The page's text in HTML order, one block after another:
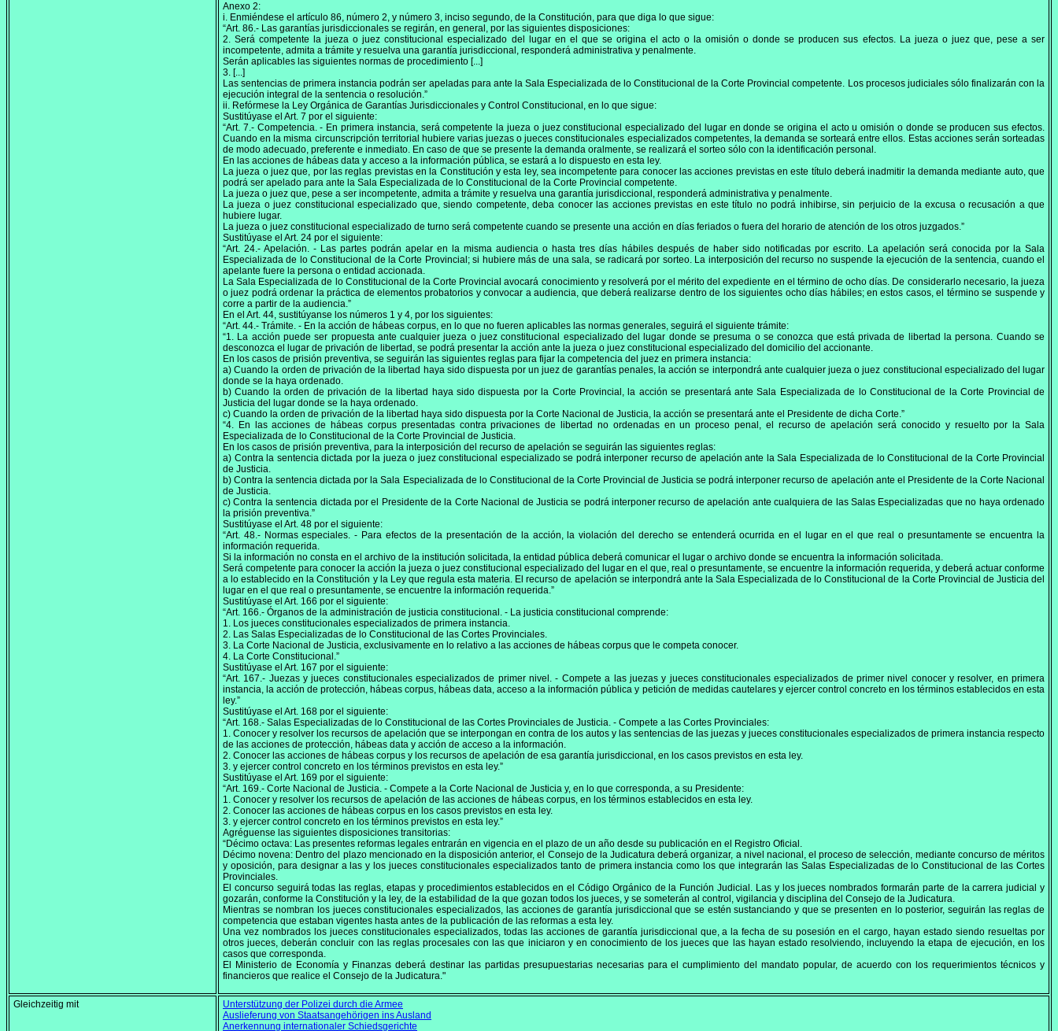
Anexo 2:
i. Enmiéndese el artículo 86, número 2, y número 3, inciso segundo, de la Constitución, para que diga lo que sigue:
“Art. 86.- Las garantías jurisdiccionales se regirán, en general, por las siguientes disposiciones:
2. Será competente la jueza o juez constitucional especializado del lugar en el que se origina el acto o la omisión o donde se producen sus efectos. La jueza o juez que, pese a ser
incompetente, admita a trámite y resuelva una garantía jurisdiccional, responderá administrativa y penalmente.
Serán aplicables las siguientes normas de procedimiento [...]
3. [...]
Las sentencias de primera instancia podrán ser apeladas para ante la Sala Especializada de lo Constitucional de la Corte Provincial competente. Los procesos judiciales sólo finalizarán con la
ejecución integral de la sentencia o resolución.”
ii. Refórmese la Ley Orgánica de Garantías Jurisdiccionales y Control Constitucional, en lo que sigue:
Sustitúyase el Art. 7 por el siguiente:
“Art. 7.- Competencia. - En primera instancia, será competente la jueza o juez constitucional especializado del lugar en donde se origina el acto u omisión o donde se producen sus efectos.
Cuando en la misma circunscripción territorial hubiere varias juezas o jueces constitucionales especializados competentes, la demanda se sorteará entre ellos. Estas acciones serán sorteadas
de modo adecuado, preferente e inmediato. En caso de que se presente la demanda oralmente, se realizará el sorteo sólo con la identificación personal.
En las acciones de hábeas data y acceso a la información pública, se estará a lo dispuesto en esta ley.
La jueza o juez que, por las reglas previstas en la Constitución y esta ley, sea incompetente para conocer las acciones previstas en este título deberá inadmitir la demanda mediante auto, que
podrá ser apelado para ante la Sala Especializada de lo Constitucional de la Corte Provincial competente.
La jueza o juez que, pese a ser incompetente, admita a trámite y resuelva una garantía jurisdiccional, responderá administrativa y penalmente.
La jueza o juez constitucional especializado que, siendo competente, deba conocer las acciones previstas en este título no podrá inhibirse, sin perjuicio de la excusa o recusación a que
hubiere lugar.
La jueza o juez constitucional especializado de turno será competente cuando se presente una acción en días feriados o fuera del horario de atención de los otros juzgados.”
Sustitúyase el Art. 24 por el siguiente:
“Art. 24.- Apelación. - Las partes podrán apelar en la misma audiencia o hasta tres días hábiles después de haber sido notificadas por escrito. La apelación será conocida por la Sala
Especializada de lo Constitucional de la Corte Provincial; si hubiere más de una sala, se radicará por sorteo. La interposición del recurso no suspende la ejecución de la sentencia, cuando el
apelante fuere la persona o entidad accionada.
La Sala Especializada de lo Constitucional de la Corte Provincial avocará conocimiento y resolverá por el mérito del expediente en el término de ocho días. De considerarlo necesario, la jueza
o juez podrá ordenar la práctica de elementos probatorios y convocar a audiencia, que deberá realizarse dentro de los siguientes ocho días hábiles; en estos casos, el término se suspende y
corre a partir de la audiencia.”
En el Art. 44, sustitúyanse los números 1 y 4, por los siguientes:
“Art. 44.- Trámite. - En la acción de hábeas corpus, en lo que no fueren aplicables las normas generales, seguirá el siguiente trámite:
“1. La acción puede ser propuesta ante cualquier jueza o juez constitucional especializado del lugar donde se presuma o se conozca que está privada de libertad la persona. Cuando se
desconozca el lugar de privación de libertad, se podrá presentar la acción ante la jueza o juez constitucional especializado del domicilio del accionante.
En los casos de prisión preventiva, se seguirán las siguientes reglas para fijar la competencia del juez en primera instancia:
a) Cuando la orden de privación de la libertad haya sido dispuesta por un juez de garantías penales, la acción se interpondrá ante cualquier jueza o juez constitucional especializado del lugar
donde se la haya ordenado.
b) Cuando la orden de privación de la libertad haya sido dispuesta por la Corte Provincial, la acción se presentará ante Sala Especializada de lo Constitucional de la Corte Provincial de
Justicia del lugar donde se la haya ordenado.
c) Cuando la orden de privación de la libertad haya sido dispuesta por la Corte Nacional de Justicia, la acción se presentará ante el Presidente de dicha Corte.”
“4. En las acciones de hábeas corpus presentadas contra privaciones de libertad no ordenadas en un proceso penal, el recurso de apelación será conocido y resuelto por la Sala
Especializada de lo Constitucional de la Corte Provincial de Justicia.
En los casos de prisión preventiva, para la interposición del recurso de apelación se seguirán las siguientes reglas:
a) Contra la sentencia dictada por la jueza o juez constitucional especializado se podrá interponer recurso de apelación ante la Sala Especializada de lo Constitucional de la Corte Provincial
de Justicia.
b) Contra la sentencia dictada por la Sala Especializada de lo Constitucional de la Corte Provincial de Justicia se podrá interponer recurso de apelación ante el Presidente de la Corte Nacional
de Justicia.
c) Contra la sentencia dictada por el Presidente de la Corte Nacional de Justicia se podrá interponer recurso de apelación ante cualquiera de las Salas Especializadas que no haya ordenado
la prisión preventiva.”
Sustitúyase el Art. 48 por el siguiente:
“Art. 48.- Normas especiales. - Para efectos de la presentación de la acción, la violación del derecho se entenderá ocurrida en el lugar en el que real o presuntamente se encuentra la
información requerida.
Si la información no consta en el archivo de la institución solicitada, la entidad pública deberá comunicar el lugar o archivo donde se encuentra la información solicitada.
Será competente para conocer la acción la jueza o juez constitucional especializado del lugar en el que, real o presuntamente, se encuentre la información requerida, y deberá actuar conforme
a lo establecido en la Constitución y la Ley que regula esta materia. El recurso de apelación se interpondrá ante la Sala Especializada de lo Constitucional de la Corte Provincial de Justicia del
lugar en el que real o presuntamente, se encuentre la información requerida.”
Sustitúyase el Art. 166 por el siguiente:
“Art. 166.- Órganos de la administración de justicia constitucional. - La justicia constitucional comprende:
1. Los jueces constitucionales especializados de primera instancia.
2. Las Salas Especializadas de lo Constitucional de las Cortes Provinciales.
3. La Corte Nacional de Justicia, exclusivamente en lo relativo a las acciones de hábeas corpus que le competa conocer.
4. La Corte Constitucional.”
Sustitúyase el Art. 167 por el siguiente:
“Art. 167.- Juezas y jueces constitucionales especializados de primer nivel. - Compete a las juezas y jueces constitucionales especializados de primer nivel conocer y resolver, en primera
instancia, la acción de protección, hábeas corpus, hábeas data, acceso a la información pública y petición de medidas cautelares y ejercer control concreto en los términos establecidos en esta
ley.”
Sustitúyase el Art. 168 por el siguiente:
“Art. 168.- Salas Especializadas de lo Constitucional de las Cortes Provinciales de Justicia. - Compete a las Cortes Provinciales:
1. Conocer y resolver los recursos de apelación que se interpongan en contra de los autos y las sentencias de las juezas y jueces constitucionales especializados de primera instancia respecto
de las acciones de protección, hábeas data y acción de acceso a la información.
2. Conocer las acciones de hábeas corpus y los recursos de apelación de esa garantía jurisdiccional, en los casos previstos en esta ley.
3. y ejercer control concreto en los términos previstos en esta ley.”
Sustitúyase el Art. 169 por el siguiente:
“Art. 169.- Corte Nacional de Justicia. - Compete a la Corte Nacional de Justicia y, en lo que corresponda, a su Presidente:
1. Conocer y resolver los recursos de apelación de las acciones de hábeas corpus, en los términos establecidos en esta ley.
2. Conocer las acciones de hábeas corpus en los casos previstos en esta ley.
3. y ejercer control concreto en los términos previstos en esta ley.”
Agréguense las siguientes disposiciones transitorias:
“Décimo octava: Las presentes reformas legales entrarán en vigencia en el plazo de un año desde su publicación en el Registro Oficial.
Décimo novena: Dentro del plazo mencionado en la disposición anterior, el Consejo de la Judicatura deberá organizar, a nivel nacional, el proceso de selección, mediante concurso de méritos
y oposición, para designar a las y los jueces constitucionales especializados tanto de primera instancia como los que integrarán las Salas Especializadas de lo Constitucional de las Cortes
Provinciales.
El concurso seguirá todas las reglas, etapas y procedimientos establecidos en el Código Orgánico de la Función Judicial. Las y los jueces nombrados formarán parte de la carrera judicial y
gozarán, conforme la Constitución y la ley, de la estabilidad de la que gozan todos los jueces, y se someterán al control, vigilancia y disciplina del Consejo de la Judicatura.
Mientras se nombran los jueces constitucionales especializados, las acciones de garantía jurisdiccional que se estén sustanciando y que se presenten en lo posterior, seguirán las reglas de
competencia que estaban vigentes hasta antes de la publicación de las reformas a esta ley.
Una vez nombrados los jueces constitucionales especializados, todas las acciones de garantía jurisdiccional que, a la fecha de su posesión en el cargo, hayan estado siendo resueltas por
otros jueces, deberán concluir con las reglas procesales con las que iniciaron y en conocimiento de los jueces que las hayan estado resolviendo, incluyendo la etapa de ejecución, en los
casos que corresponda.
El Ministerio de Economía y Finanzas deberá destinar las partidas presupuestarias necesarias para el cumplimiento del mandato popular, de acuerdo con los requerimientos técnicos y
financieros que realice el Consejo de la Judicatura."
Gleichzeitig mit
Unterstützung der Polizei durch die Armee
Auslieferung von Staatsangehörigen ins Ausland
Anerkennung internationaler Schiedsgerichte